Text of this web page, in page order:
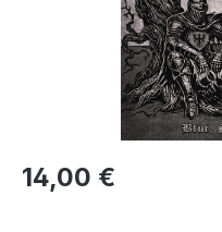
Regulärer Preis:
14,00 €